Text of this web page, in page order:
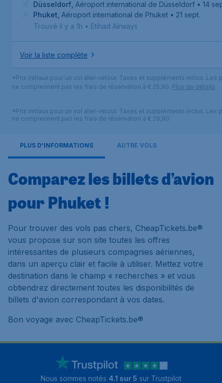
Düsseldorf Aéroport international de Düsseldorf • 14
Phuket Aéroport international de Phuket • 21 sept.
Trouvé il y a 1h • Etihad Airways
Voir la liste complète
*Prix initiaux pour un vol aller-retour. Taxes et suppléments inclus. Les
ne comprennent pas les frais de réservation à € 25,90. Plus de détails
*Prix initiaux pour un vol aller-retour. Taxes et suppléments inclus. Les
ne comprennent pas les frais de réservation à € 29,90.
PLUS D'INFORMATIONS AUTRE VOLS
Comparez les billets d’avion
pour Phuket !
Pour trouver des vols pas chers, CheapTickets.be®
vous propose sur son site toutes les offres
intéressantes de plusieurs compagnies aériennes,
dans un aperçu clair et facile à utiliser. Mettez votre
destination dans le champ « recherches » et vous
obtiendrez directement toutes les disponibilités de
billets d'avion correspondant à vos dates.
Bon voyage avec CheapTickets.be®
Nous sommes notés 4.1 sur 5 sur Trustpilot